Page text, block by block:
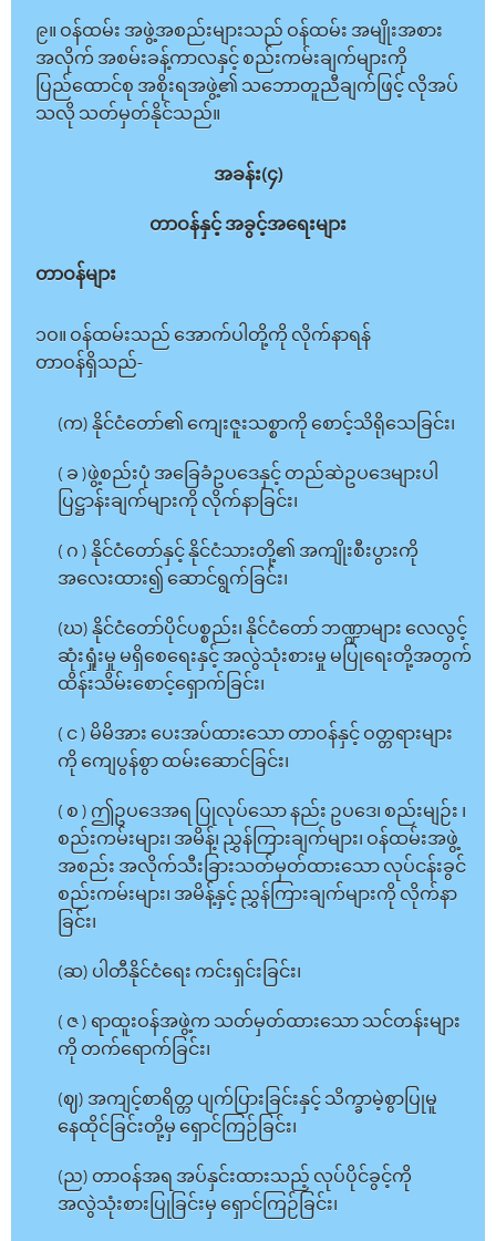
၉။ ဝန်ထမ်း အဖွဲ့အစည်းများသည် ဝန်ထမ်း အမျိုးအစား
အလိုက် အစမ်းခန့်ကာလနှင့် စည်းကမ်းချက်များကို
ပြည်ထောင်စု အစိုးရအဖွဲ့၏ သဘောတူညီချက်ဖြင့် လိုအပ်
သလို သတ်မှတ်နိုင်သည်။
အခန်း(၄)
တာဝန်နှင့် အခွင့်အရေးများ
တာဝန်များ
၁ဝ။ ဝန်ထမ်းသည် အောက်ပါတို့ကို လိုက်နာရန်
တာဝန်ရှိသည်-
(က) နိုင်ငံတော်၏ ကျေးဇူးသစ္စာကို စောင့်သိရိုသေခြင်း၊
( ခ )ဖွဲ့စည်းပုံ အခြေခံဥပဒေနှင့် တည်ဆဲဥပဒေများပါ
ပြဋ္ဌာန်းချက်များကို လိုက်နာခြင်း၊
( ဂ ) နိုင်ငံတော်နှင့် နိုင်ငံသားတို့၏ အကျိုးစီးပွားကို
အလေးထား၍ ဆောင်ရွက်ခြင်း၊
(ဃ) နိုင်ငံတော်ပိုင်ပစ္စည်း၊ နိုင်ငံတော် ဘဏ္ဍာများ လေလွင့်
ဆုံးရှုံးမှု မရှိစေရေးနှင့် အလွဲသုံးစားမှု မပြုရေးတို့အတွက်
ထိန်းသိမ်းစောင့်ရှောက်ခြင်း၊
( င ) မိမိအား ပေးအပ်ထားသော တာဝန်နှင့် ဝတ္တရားများ
ကို ကျေပွန်စွာ ထမ်းဆောင်ခြင်း၊
( စ ) ဤဥပဒေအရ ပြုလုပ်သော နည်း ဥပဒေ၊ စည်းမျဉ်း ၊
စည်းကမ်းများ၊ အမိန့်၊ ညွှန်ကြားချက်များ၊ ဝန်ထမ်းအဖွဲ့
အစည်း အလိုက်သီးခြားသတ်မှတ်ထားသော လုပ်ငန်းခွင်
စည်းကမ်းများ၊ အမိန့်နှင့် ညွှန်ကြားချက်များကို လိုက်နာ
ခြင်း၊
(ဆ) ပါတီနိုင်ငံရေး ကင်းရှင်းခြင်း၊
( ဇ ) ရာထူးဝန်အဖွဲ့က သတ်မှတ်ထားသော သင်တန်းများ
ကို တက်ရောက်ခြင်း၊
(ဈ) အကျင့်စာရိတ္တ ပျက်ပြားခြင်းနှင့် သိက္ခာမဲ့စွာပြုမူ
နေထိုင်ခြင်းတို့မှ ရှောင်ကြဉ်ခြင်း၊
(ည) တာဝန်အရ အပ်နှင်းထားသည့် လုပ်ပိုင်ခွင့်ကို
အလွဲသုံးစားပြုခြင်းမှ ရှောင်ကြဉ်ခြင်း၊